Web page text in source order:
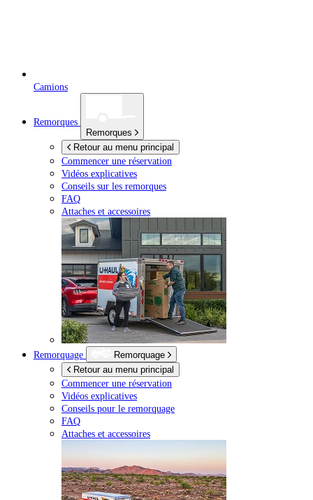
Camions
Remorques
Remorques
Retour au menu principal
Commencer une réservation
Vidéos explicatives
Conseils sur les remorques
FAQ
Attaches et accessoires
Remorquage
Remorquage
Retour au menu principal
Commencer une réservation
Vidéos explicatives
Conseils pour le remorquage
FAQ
Attaches et accessoires